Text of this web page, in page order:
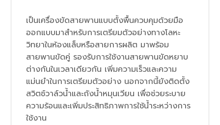
เป็นเครื่องขัดสายพานแบบตั้งพื้นควบคุมด้วยมือ
ออกแบบมาสำหรับการเตรียมตัวอย่างทางโลหะ
วิทยาในห้องแล็บหรือสายการผลิต มาพร้อม
สายพานขัดคู่ รองรับการใช้งานสายพานขัดหยาบ
ต่างกันในเวลาเดียวกัน เพิ่มความเร็วและความ
แม่นยำในการเตรียมตัวอย่าง นอกจากนี้ยังติดตั้ง
สวิตช์วาล์วน้ำและถังน้ำหมุนเวียน เพื่อช่วยระบาย
ความร้อนและเพิ่มประสิทธิภาพการใช้น้ำระหว่างการ
ใช้งาน